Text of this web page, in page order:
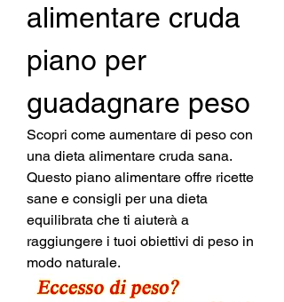
alimentare cruda
piano per
guadagnare peso
Scopri come aumentare di peso con
una dieta alimentare cruda sana.
Questo piano alimentare offre ricette
sane e consigli per una dieta
equilibrata che ti aiuterà a
raggiungere i tuoi obiettivi di peso in
modo naturale.